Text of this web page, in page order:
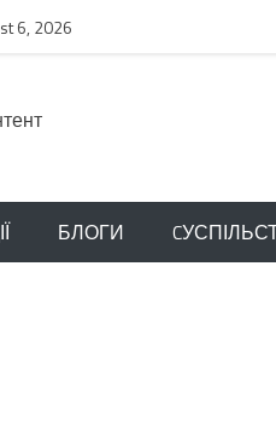
6, 2026
БЛОГИ